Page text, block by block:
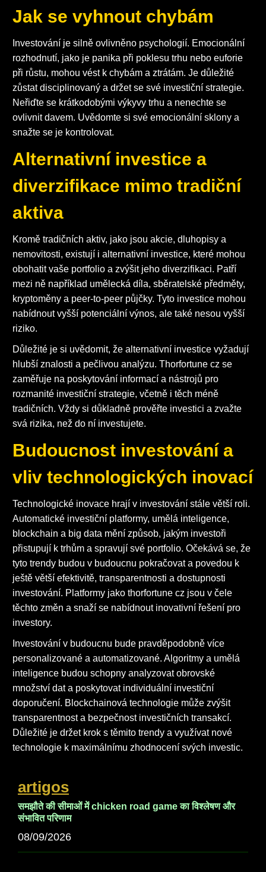
Jak se vyhnout chybám
Investování je silně ovlivněno psychologií. Emocionální
rozhodnutí, jako je panika při poklesu trhu nebo euforie
při růstu, mohou vést k chybám a ztrátám. Je důležité
zůstat disciplinovaný a držet se své investiční strategie.
Neřiďte se krátkodobými výkyvy trhu a nenechte se
ovlivnit davem. Uvědomte si své emocionální sklony a
snažte se je kontrolovat.
Alternativní investice a
diverzifikace mimo tradiční
aktiva
Kromě tradičních aktiv, jako jsou akcie, dluhopisy a
nemovitosti, existují i alternativní investice, které mohou
obohatit vaše portfolio a zvýšit jeho diverzifikaci. Patří
mezi ně například umělecká díla, sběratelské předměty,
kryptoměny a peer-to-peer půjčky. Tyto investice mohou
nabídnout vyšší potenciální výnos, ale také nesou vyšší
riziko.
Důležité je si uvědomit, že alternativní investice vyžadují
hlubší znalosti a pečlivou analýzu. Thorfortune cz se
zaměřuje na poskytování informací a nástrojů pro
rozmanité investiční strategie, včetně i těch méně
tradičních. Vždy si důkladně prověřte investici a zvažte
svá rizika, než do ní investujete.
Budoucnost investování a
vliv technologických inovací
Technologické inovace hrají v investování stále větší roli.
Automatické investiční platformy, umělá inteligence,
blockchain a big data mění způsob, jakým investoři
přistupují k trhům a spravují své portfolio. Očekává se, že
tyto trendy budou v budoucnu pokračovat a povedou k
ještě větší efektivitě, transparentnosti a dostupnosti
investování. Platformy jako thorfortune cz jsou v čele
těchto změn a snaží se nabídnout inovativní řešení pro
investory.
Investování v budoucnu bude pravděpodobně více
personalizované a automatizované. Algoritmy a umělá
inteligence budou schopny analyzovat obrovské
množství dat a poskytovat individuální investiční
doporučení. Blockchainová technologie může zvýšit
transparentnost a bezpečnost investičních transakcí.
Důležité je držet krok s těmito trendy a využívat nové
technologie k maximálnímu zhodnocení svých investic.
artigos
समझौते की सीमाओं में chicken road game का विश्लेषण और
संभावित परिणाम
08/09/2026